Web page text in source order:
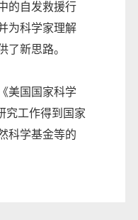
的自发救援行
为科学家理解
了新思路。
美国国家科学
究工作得到国家
科学基金等的